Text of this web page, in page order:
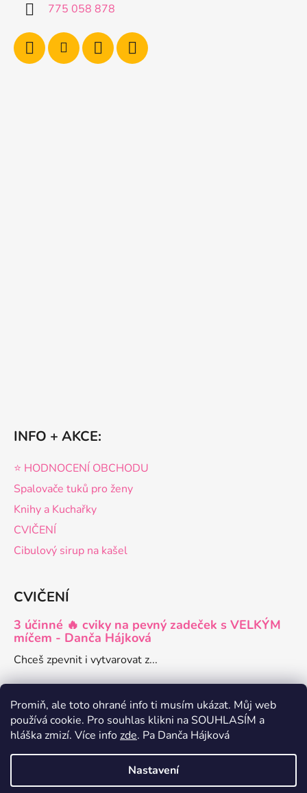
Promiň, ale toto ohrané info ti musím ukázat. Můj web
používá cookie. Pro souhlas klikni na SOUHLASÍM a
hláška zmizí. Více infozde. Pa Danča Hájková
Nastavení
775 058 878
INFO + AKCE:
⭐️ HODNOCENÍ OBCHODU
Spalovače tuků pro ženy
Knihy a Kuchařky
CVIČENÍ
Cibulový sirup na kašel
CVIČENÍ
3 účinné 🔥 cviky na pevný zadeček s VELKÝM
míčem - Danča Hájková
Chceš zpevnit i vytvarovat z...
Danča členství pro ženy
Zdravé recepty a články o hubnutí